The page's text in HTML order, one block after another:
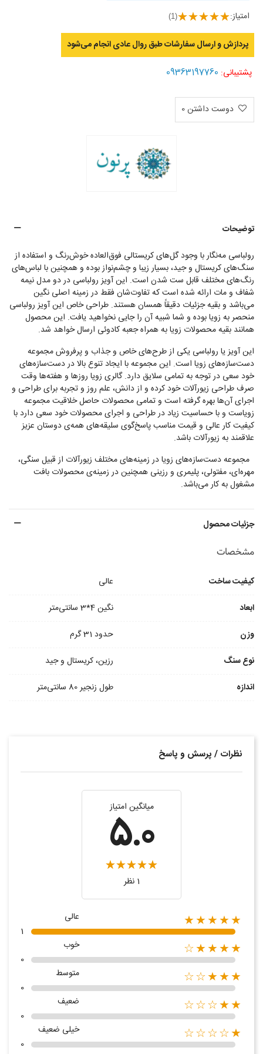
امتیاز: (1)
پردازش و ارسال سفارشات طبق روال عادی انجام می‌‌شود
پشتیبانی: 09363197760
دوست داشتن0
توضیحات
رولباسی مه‌نگار با وجود گل‌های کریستالی فوق‌العاده خوش‌رنگ و استفاده از
سنگ‌های کریستال و جید، بسیار زیبا و چشم‌نواز بوده و همچنین با لباس‌های
رنگ‌های مختلف قابل ست شدن است. این آویز رولباسی در دو مدل نیمه
شفاف و مات ارائه شده است که تفاوت‌شان فقط در زمینه اصلی نگین
می‌باشد و بقیه جزئیات دقیقاً همسان هستند. طراحی خاص این آویز رولباسی
منحصر به زویا بوده و شما شبیه آن را جایی نخواهید یافت. این محصول
همانند بقیه محصولات زویا به همراه جعبه کادوئی ارسال خواهد شد.
این آویز یا رولباسی یکی از طرح‌های خاص و جذاب و پرفروش مجموعه
دست‌سازه‌های زویا است. این مجموعه با ایجاد تنوع بالا در دست‌سازه‌های
خود سعی در توجه به تمامی سلایق دارد. گالری زویا روزها و هفته‌ها وقت
صرف طراحی زیورآلات خود کرده و از دانش، علم روز و تجربه برای طراحی و
اجرای آن‌ها بهره گرفته است و تمامی محصولات حاصل خلاقیت مجموعه
زویاست و با حساسیت زیاد در طراحی و اجرای محصولات خود سعی دارد با
کیفیت کار عالی و قیمت مناسب پاسخ‌گوی سلیقه‌های همه‌ی دوستان عزیز
علاقمند به زیورآلات باشد.
مجموعه دست‌سازه‌های زویا در زمینه‌های مختلف زیورآلات از قبیل سنگی،
مهره‌ای، مفتولی، پلیمری و رزینی همچنین در زمینه‌ی محصولات بافت
مشغول به کار می‌باشد.
جزئیات محصول
مشخصات
کیفیت ساخت
عالی
ابعاد
نگین 4*3 سانتی‌متر
وزن
حدود 31 گرم
نوع سنگ
رزین، کریستال و جید
اندازه
طول زنجیر 80 سانتی‌متر
نظرات / پرسش و پاسخ
میانگین امتیاز
5.0
1 نظر
★★★★★
عالی
1
★★★★☆
خوب
0
★★★☆☆
متوسط
0
★★☆☆☆
ضعیف
0
★☆☆☆☆
خیلی ضعیف
0